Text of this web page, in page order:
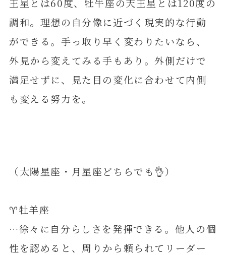
王星とは60度、牡牛座の天王星とは120度の
調和。理想の自分像に近づく現実的な行動
ができる。手っ取り早く変わりたいなら、
外見から変えてみる手もあり。外側だけで
満足せずに、見た目の変化に合わせて内側
も変える努力を。
（太陽星座・月星座どちらでも👌）
♈️牡羊座
…徐々に自分らしさを発揮できる。他人の個
性を認めると、周りから頼られてリーダー